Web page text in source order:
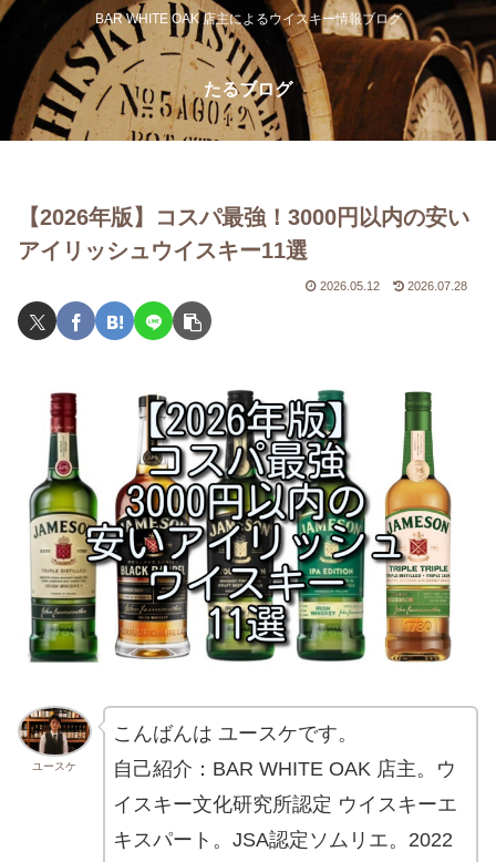
BAR WHITE OAK 店主によるウイスキー情報ブログ
たるブログ
【2026年版】コスパ最強！3000円以内の安い
アイリッシュウイスキー11選
2026.05.12 2026.07.28
ユースケ
こんばんは ユースケです。
自己紹介：BAR WHITE OAK 店主。ウ
イスキー文化研究所認定 ウイスキーエ
キスパート。JSA認定ソムリエ。2022